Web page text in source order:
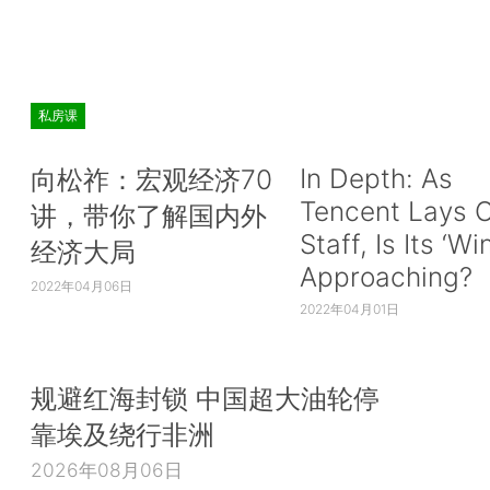
私房课
向松祚：宏观经济70
讲，带你了解国内外
经济大局
2022年04月06日
In Depth: As
Tencent Lays
Staff, Is Its
Approaching?
2022年04月01日
规避红海封锁 中国超大油轮停
靠埃及绕行非洲
2026年08月06日